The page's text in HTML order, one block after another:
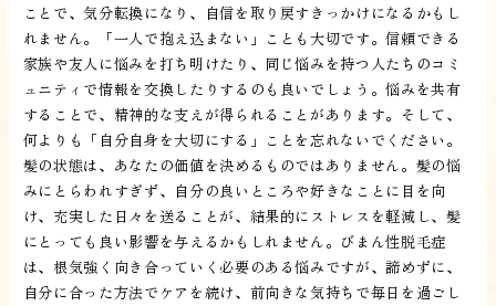
ことで、気分転換になり、自信を取り戻すきっかけになるかもし
れません。「一人で抱え込まない」ことも大切です。信頼できる
家族や友人に悩みを打ち明けたり、同じ悩みを持つ人たちのコミ
ュニティで情報を交換したりするのも良いでしょう。悩みを共有
することで、精神的な支えが得られることがあります。そして、
何よりも「自分自身を大切にする」ことを忘れないでください。
髪の状態は、あなたの価値を決めるものではありません。髪の悩
みにとらわれすぎず、自分の良いところや好きなことに目を向
け、充実した日々を送ることが、結果的にストレスを軽減し、髪
にとっても良い影響を与えるかもしれません。びまん性脱毛症
は、根気強く向き合っていく必要のある悩みですが、諦めずに、
自分に合った方法でケアを続け、前向きな気持ちで毎日を過ごし